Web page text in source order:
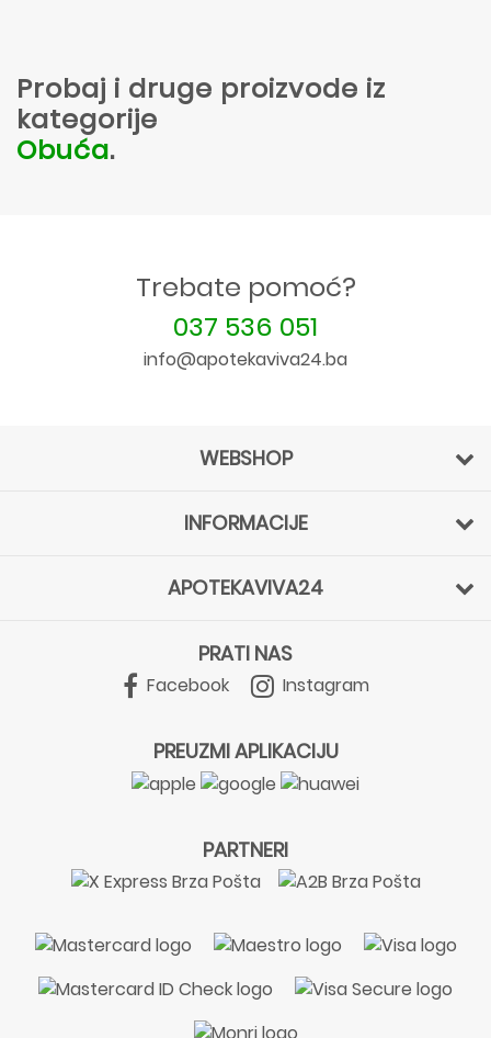
Probaj i druge proizvode iz
kategorije
Obuća.
Trebate pomoć?
037 536 051
info@apotekaviva24.ba
WEBSHOP
INFORMACIJE
APOTEKAVIVA24
PRATI NAS
Facebook Instagram
PREUZMI APLIKACIJU
PARTNERI